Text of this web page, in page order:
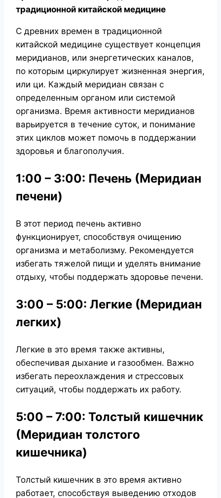
традиционной китайской медицине
С древних времен в традиционной
китайской медицине существует концепция
меридианов, или энергетических каналов,
по которым циркулирует жизненная энергия,
или ци. Каждый меридиан связан с
определенным органом или системой
организма. Время активности меридианов
варьируется в течение суток, и понимание
этих циклов может помочь в поддержании
здоровья и благополучия.
1:00 – 3:00: Печень (Меридиан
печени)
В этот период печень активно
функционирует, способствуя очищению
организма и метаболизму. Рекомендуется
избегать тяжелой пищи и уделять внимание
отдыху, чтобы поддержать здоровье печени.
3:00 – 5:00: Легкие (Меридиан
легких)
Легкие в это время также активны,
обеспечивая дыхание и газообмен. Важно
избегать переохлаждения и стрессовых
ситуаций, чтобы поддержать их работу.
5:00 – 7:00: Толстый кишечник
(Меридиан толстого
кишечника)
Толстый кишечник в это время активно
работает, способствуя выведению отходов